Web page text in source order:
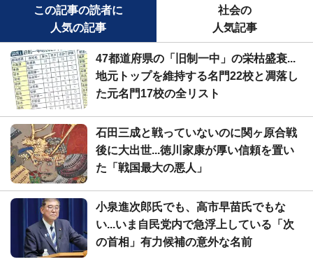
この記事の読者に
人気の記事
社会の
人気記事
47都道府県の「旧制一中」の栄枯盛衰...
地元トップを維持する名門22校と凋落し
た元名門17校の全リスト
石田三成と戦っていないのに関ヶ原合戦
後に大出世...徳川家康が厚い信頼を置い
た「戦国最大の悪人」
小泉進次郎氏でも、高市早苗氏でもな
い...いま自民党内で急浮上している「次
の首相」有力候補の意外な名前